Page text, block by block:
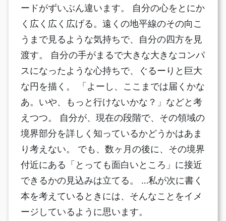
ードがずいぶん違います。 自分の心をとにか
く広く広く広げる。遠くの地平線のその向こ
うまで見るような気持ちで、自分の四方を見
渡す。 自分の手がまるで大きな大きなコンパ
スになったような心持ちで、ぐるーりと巨大
な円を描く。 「よーし、ここまでは届くかな
あ。いや、もっと行けないかな？」などと考
えつつ。 自分が、現在の段階で、その領域の
境界部分を詳しく知っているかどうかはあま
り考えない。 でも、数ヶ月の後に、その境界
付近にある「とっても面白いところ」に接近
できるかの見込みは立てる。 …私が次に書く
本を考えているときには、そんなことをイメ
ージしているように思います。